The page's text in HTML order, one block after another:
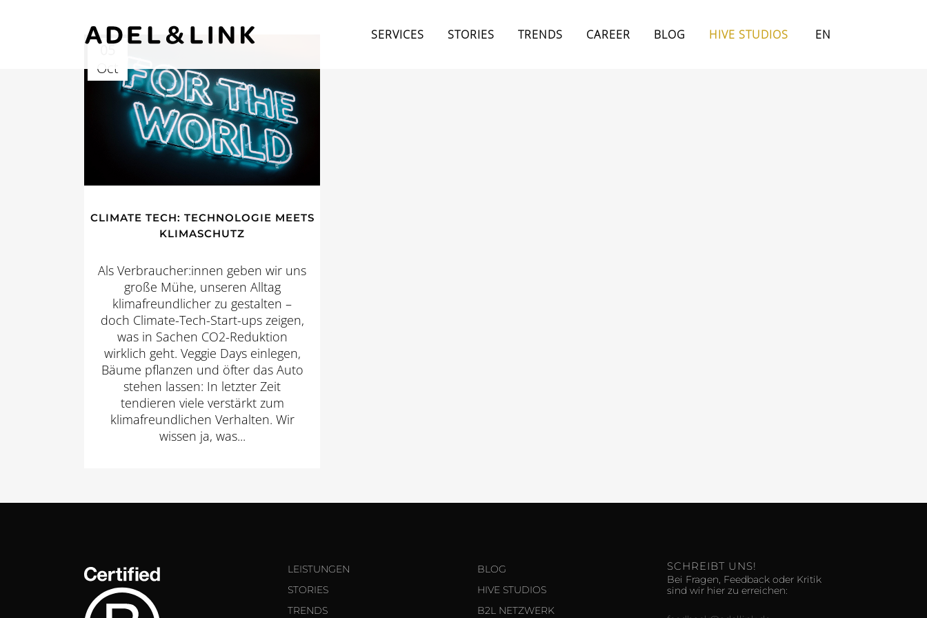
SERVICES STORIES TRENDS CAREER BLOG HIVE STUDIOS EN
05
Oct
CLIMATE TECH: TECHNOLOGIE MEETS
KLIMASCHUTZ
Als Verbraucher:innen geben wir uns
große Mühe, unseren Alltag
klimafreundlicher zu gestalten –
doch Climate-Tech-Start-ups zeigen,
was in Sachen CO2-Reduktion
wirklich geht. Veggie Days einlegen,
Bäume pflanzen und öfter das Auto
stehen lassen: In letzter Zeit
tendieren viele verstärkt zum
klimafreundlichen Verhalten. Wir
wissen ja, was...
LEISTUNGEN
STORIES
TRENDS
BLOG
HIVE STUDIOS
B2L NETZWERK
SCHREIBT UNS!
Bei Fragen, Feedback oder Kritik
sind wir hier zu erreichen: